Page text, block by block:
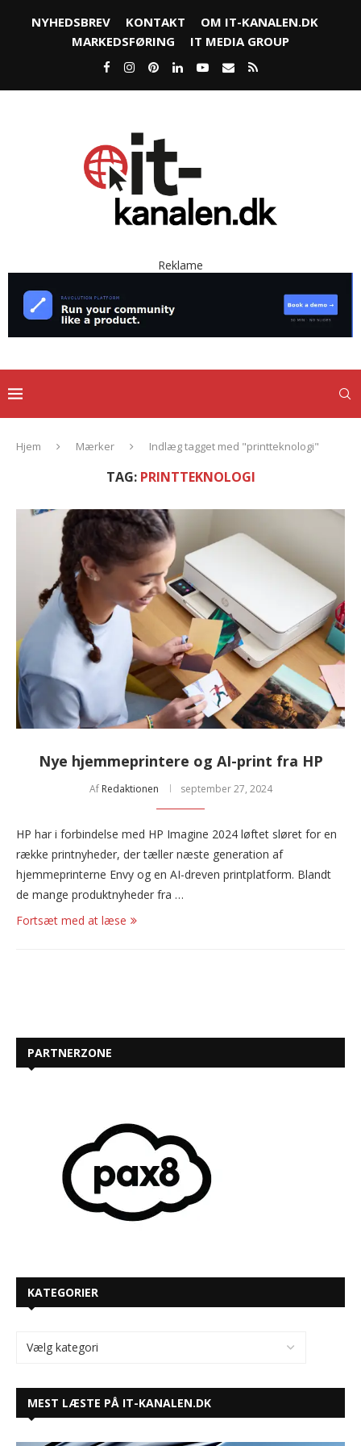
NYHEDSBREV KONTAKT
OM IT-KANALEN.DK
MARKEDSFØRING
IT MEDIA GROUP
Reklame
Hjem Mærker Indlæg tagget med "printteknologi"
TAG: PRINTTEKNOLOGI
Nye hjemmeprintere og AI-print fra HP
Af Redaktionen september 27, 2024
HP har i forbindelse med HP Imagine 2024 løftet sløret for en
række printnyheder, der tæller næste generation af
hjemmeprinterne Envy og en AI-dreven printplatform. Blandt
de mange produktnyheder fra …
Fortsæt med at læse
PARTNERZONE
KATEGORIER
MEST LÆSTE PÅ IT-KANALEN.DK